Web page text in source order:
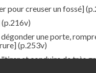
pour creuser un fossé]
(p.216v)
une porte,
(p.253v)
et conduire de très